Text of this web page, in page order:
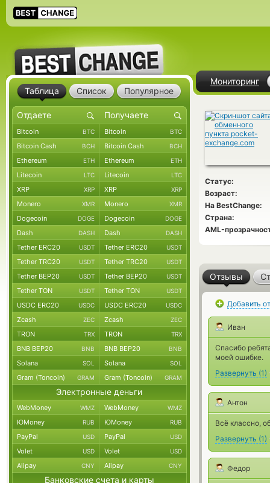
Мониторинг
Статус:
Возраст:
На BestChange:
Страна:
AML-
Отзывы
Добавить
Иван
Спасибо
моей ошибке.
Развернуть (1)
Антон
Всё классно,
Развернуть (1)
Федор
Таблица Список Популярное
Bitcoin BTC Bitcoin BTC
Bitcoin Cash BCH Bitcoin Cash BCH
Ethereum ETH Ethereum ETH
Litecoin LTC Litecoin LTC
XRP XRP XRP XRP
Monero XMR Monero XMR
Dogecoin DOGE Dogecoin DOGE
Dash DASH Dash DASH
Tether ERC20 USDT Tether ERC20 USDT
Tether TRC20 USDT Tether TRC20 USDT
Tether BEP20 USDT Tether BEP20 USDT
Tether TON USDT Tether TON USDT
USDC ERC20 USDC USDC ERC20 USDC
Zcash ZEC Zcash ZEC
TRON TRX TRON TRX
BNB BEP20 BNB BNB BEP20 BNB
Solana SOL Solana SOL
Gram (Toncoin) GRAM Gram (Toncoin) GRAM
Электронные деньги
WebMoney WMZ WebMoney WMZ
ЮMoney RUB ЮMoney RUB
PayPal USD PayPal USD
Volet USD Volet USD
Alipay CNY Alipay CNY
Банковские счета и карты